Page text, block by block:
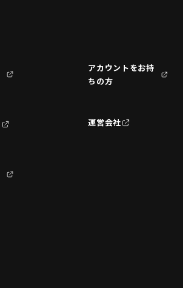
アカウントをお持
ちの方
運営会社